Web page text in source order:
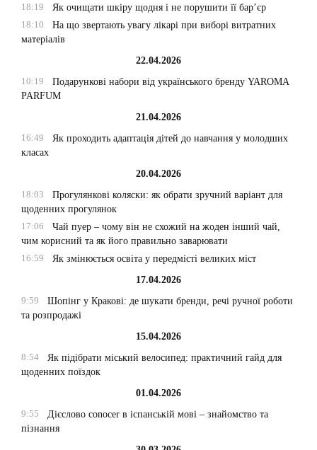
18:19
Як очищати шкіру щодня і не порушити її бар’єр
18:10
На що звертають увагу лікарі при виборі витратних
матеріалів
22.04.2026
10:19
Подарункові набори від українського бренду YAROMA
PARFUM
21.04.2026
16:49
Як проходить адаптація дітей до навчання у молодших
класах
20.04.2026
18:03
Прогулянкові коляски: як обрати зручний варіант для
щоденних прогулянок
17:06
Чай пуер – чому він не схожий на жоден інший чай,
чим корисний та як його правильно заварювати
16:59
Як змінюється освіта у передмісті великих міст
17.04.2026
9:59
Шопінг у Кракові: де шукати бренди, речі ручної роботи
та розпродажі
15.04.2026
8:54
Як підібрати міський велосипед: практичний гайд для
щоденних поїздок
01.04.2026
9:55
Дієслово conocer в іспанській мові – знайомство та
пізнання